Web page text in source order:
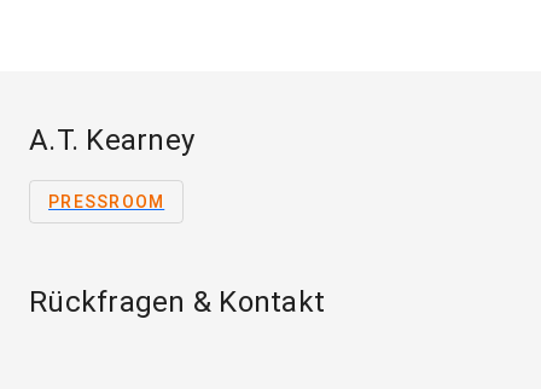
A.T. Kearney
PRESSROOM
Rückfragen & Kontakt